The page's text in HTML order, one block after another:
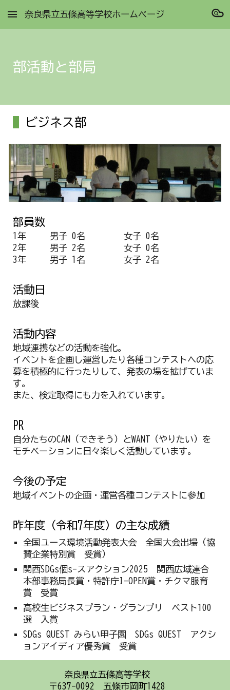
Skip to main content Skip to navigation
奈良県立五條高等学校ホームページ
部活動と部局
ビジネス部
部員数
1年 男子 0名
女子 0名
2年
男子 2名
女子 0名
3年
男子 1名 女子 2名
活動日
放課後
活動内容
地域連携などの活動を強化。
イベントを企画し運営したり各種コンテストへの応
募を積極的に行ったりして、発表の場を拡げていま
す。
また、検定取得にも力を入れています。
PR
自分たちのCAN（できそう）とWANT（やりたい）を
モチベーションに日々楽しく活動しています。
今後の予定
地域イベントの企画・運営各種コンテストに参加
昨年度（令和7年度）の主な成績
全国ユース環境活動発表大会 全国大会出場（協
賛企業特別賞 受賞）
関西SDGs個s-スアクション2025 関西広域連合
本部事務局長賞・特許庁I-OPEN賞・チクマ服育
賞 受賞
高校生ビジネスプラン・グランプリ ベスト100
選 入賞
SDGs QUEST みらい甲子園 SDGs QUEST アクシ
ョンアイディア優秀賞 受賞
奈良県立五條高等学校
〒637-0092 五條市岡町1428